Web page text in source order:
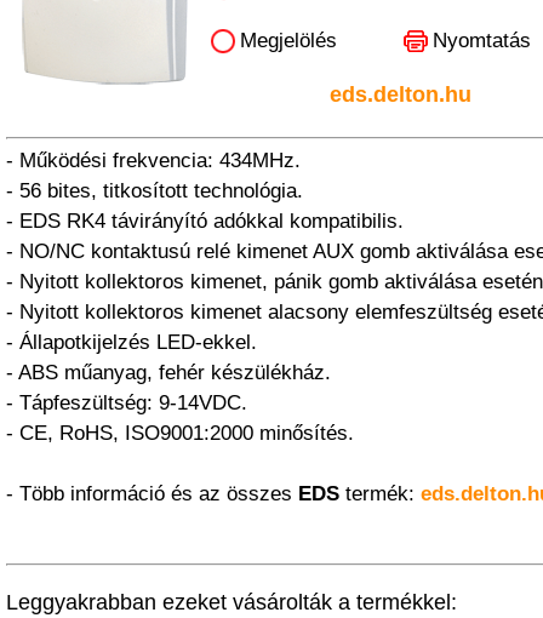
Megjelölés Nyomtatás
eds.delton.hu
- Működési frekvencia: 434MHz.
- 56 bites, titkosított technológia.
- EDS RK4 távirányító adókkal kompatibilis.
- NO/NC kontaktusú relé kimenet AUX gomb aktiválása
- Nyitott kollektoros kimenet, pánik gomb aktiválása
- Nyitott kollektoros kimenet alacsony elemfeszültség
- Állapotkijelzés LED-ekkel.
- ABS műanyag, fehér készülékház.
- Tápfeszültség: 9-14VDC.
- CE, RoHS, ISO9001:2000 minősítés.
- Több információ és az összes EDS termék:
Leggyakrabban ezeket vásárolták a termékkel: